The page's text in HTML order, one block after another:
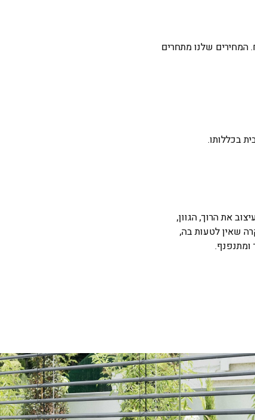
המחירים שלנו מתחרים
בכללותו.
את הרוך, הגוון,
שאין לטעות בה,